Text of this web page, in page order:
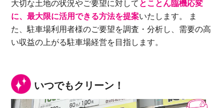
大切な土地の状況やご要望に対して とことん臨機応変
に、最大限に活用できる方法を提案いたします。
ま
た、駐車場利用者様のご要望を調査・分析し、需要の高
い収益の上がる駐車場経営を目指します。
いつでもクリーン！